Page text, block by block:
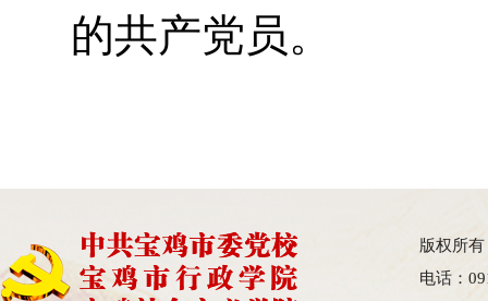
的共产党员。
版权所
电话：